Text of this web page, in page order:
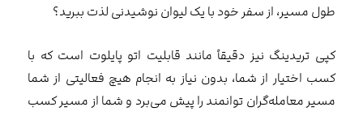
طول مسیر، از سفر خود با یک لیوان نوشیدنی لذت ببرید؟
کپی تریدینگ نیز دقیقاً مانند قابلیت اتو پایلوت است که با
کسب اختیار از شما، بدون نیاز به انجام هیچ فعالیتی از شما
مسیر معامله‌گران توانمند را پیش می‌برد و شما از مسیر کسب